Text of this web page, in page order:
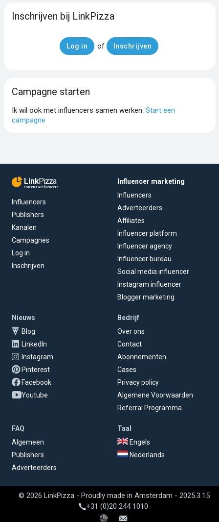
Inschrijven bij LinkPizza
Log in of Inschrijven
Campagne starten
Ik wil ook met influencers samen werken. Start een
campagne
LinkPizza
content & influencers
Influencers
Publishers
Kanalen
Campagnes
Log in
Inschrijven
Influencer marketing
Influencers
Adverteerders
Affiliates
Influencer platform
Influencer agency
Influencer bureau
Social media influencer
Instagram influencer
Blogger marketing
Nieuws
Blog
LinkedIn
Instagram
Pinterest
Facebook
Youtube
Bedrijf
Over ons
Contact
Abonnementen
Cases
Privacy policy
Algemene Voorwaarden
Referral Programma
FAQ
Algemeen
Publishers
Adverteerders
Taal
Engels
Nederlands
© 2026 LinkPizza - Proudly made in Amsterdam - 2025.3.15
+31 (0)20 244 1010